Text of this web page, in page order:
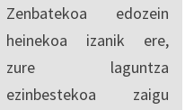
Zenbatekoa edozein
heinekoa izanik ere,
zure laguntza
ezinbestekoa zaigu